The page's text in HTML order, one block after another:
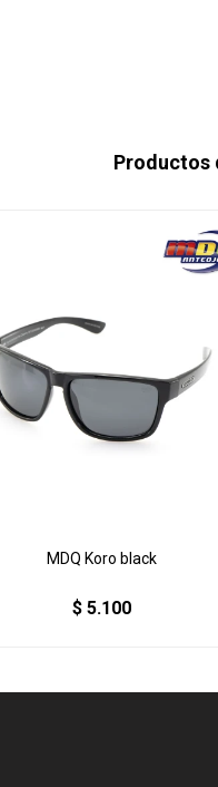
Productos
MDQ Koro black
$ 5.100